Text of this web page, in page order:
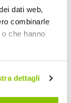
dati web,
combinarle
che hanno
dettagli